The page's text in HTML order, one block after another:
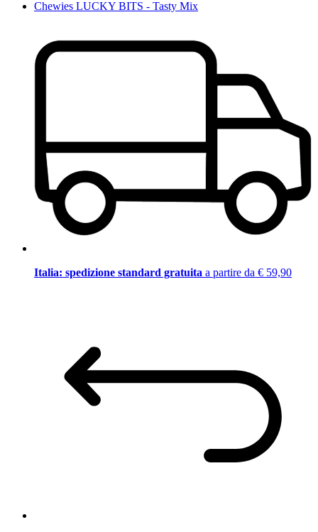
Chewies LUCKY BITS - Tasty Mix
Italia: spedizione standard gratuita a partire da € 59,90